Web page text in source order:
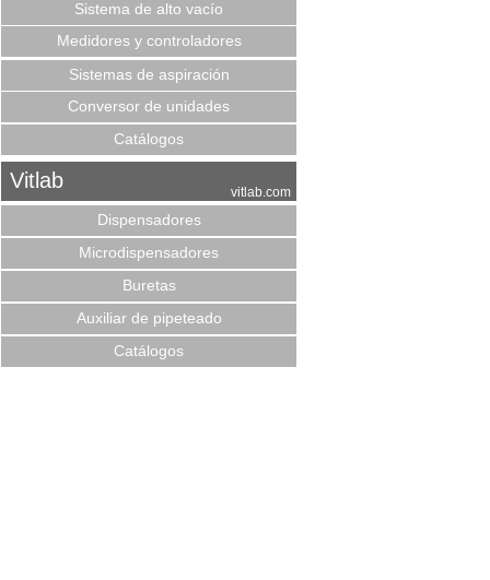
Sistema de alto vacío
Medidores y controladores
Sistemas de aspiración
Conversor de unidades
Catálogos
Vitlab vitlab.com
Dispensadores
Microdispensadores
Buretas
Auxiliar de pipeteado
Catálogos